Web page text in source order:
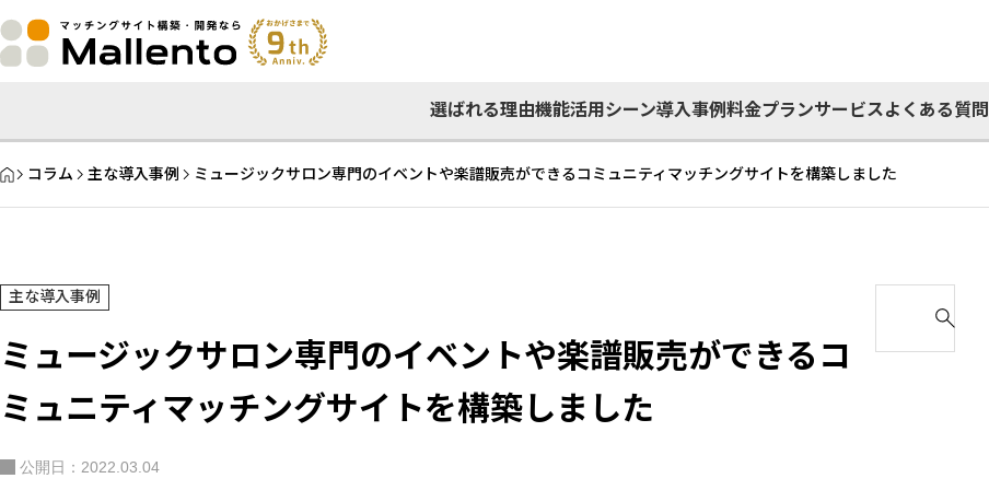
選ばれる理由機能活用シーン導入事例料金プランサービスよくある質問
HOME
コラム 主な導入事例 ミュージックサロン専門のイベントや楽譜販売ができるコミュニティマッチングサイトを構築しました
主な導入事例
ミュージックサロン専門のイベントや楽譜販売ができるコ
ミュニティマッチングサイトを構築しました
公開日：2022.03.04
a